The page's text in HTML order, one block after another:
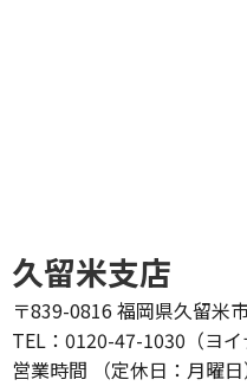
久留米支店
〒839-0816 福岡県久留米
TEL：0120-47-1030（ヨイ
営業時間 （定休日：月曜日